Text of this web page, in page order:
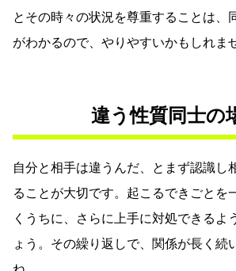
とその時々の状況を尊重することは、
がわかるので、やりやすいかもしれま
違う性質同士の
自分と相手は違うんだ、とまず認識し
ることが大切です。起こるできごとを
くうちに、さらに上手に対処できるよ
ょう。その繰り返しで、関係が長く続